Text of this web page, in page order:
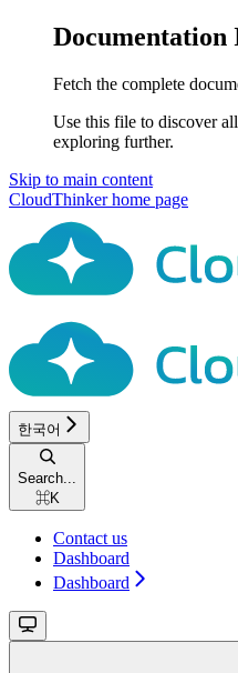
Documentation
Fetch the complete
Use this file to discover
exploring further.
Skip to main content
CloudThinkerhome page
한국어
Search...
⌘K
Contact us
Dashboard
Dashboard